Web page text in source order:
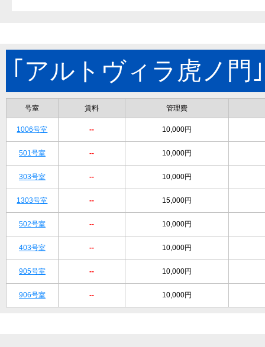
｢アルトヴィラ虎ノ門
号室 賃料 管理費
1006号室 -- 10,000円
501号室 -- 10,000円
303号室 -- 10,000円
1303号室 -- 15,000円
502号室 -- 10,000円
403号室 -- 10,000円
905号室 -- 10,000円
906号室 -- 10,000円